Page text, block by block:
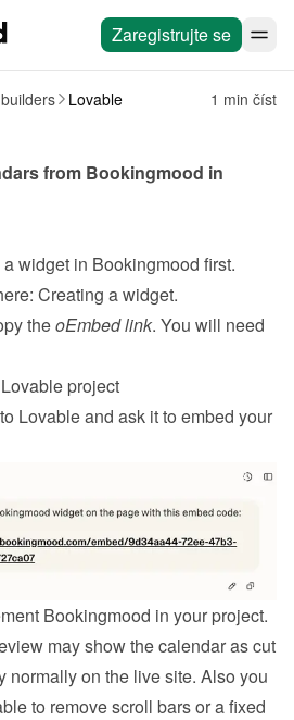
Zaregistrujte se
Lovable 1 min číst
widget in Bookingmood first.
Creating a widget.
the oEmbed link. You will need
project
Lovable and ask it to embed your
Bookingmood in your project.
may show the calendar as cut
normally on the live site. Also you
to remove scroll bars or a fixed